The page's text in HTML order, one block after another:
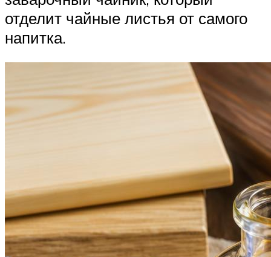
отделит чайные листья от самого
напитка.